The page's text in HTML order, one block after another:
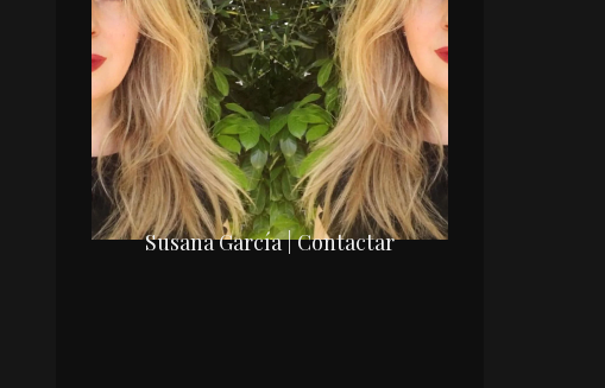
Susana García | Contactar